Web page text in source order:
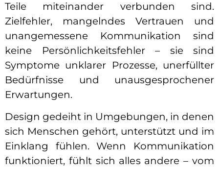
Teile miteinander verbunden sind.
Zielfehler, mangelndes Vertrauen und
unangemessene Kommunikation sind
keine Persönlichkeitsfehler – sie sind
Symptome unklarer Prozesse, unerfüllter
Bedürfnisse und unausgesprochener
Erwartungen.
Design gedeiht in Umgebungen, in denen
sich Menschen gehört, unterstützt und im
Einklang fühlen. Wenn Kommunikation
funktioniert, fühlt sich alles andere – vom